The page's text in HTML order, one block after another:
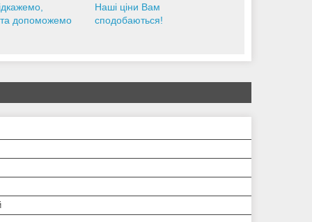
допоможемо
Наші ціни Вам
сподобаються!